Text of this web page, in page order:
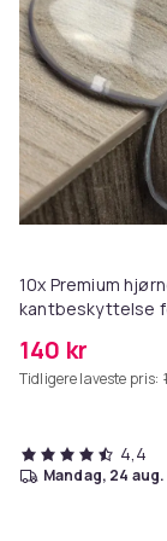
10x Premium
kantbeskyttelse
140 kr
Tidligere laveste pris:
4,4
mandag, 24 aug.